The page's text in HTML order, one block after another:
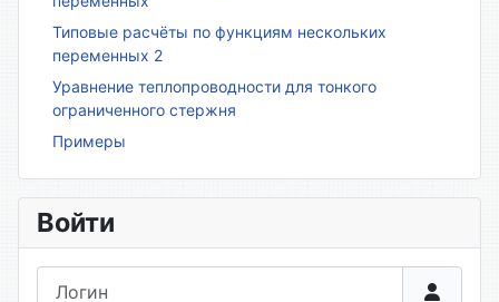
Типовые расчёты по функциям нескольких
переменных 2
Уравнение теплопроводности для тонкого
ограниченного стержня
Примеры
Войти